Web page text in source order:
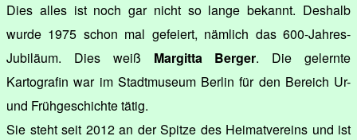
Dies alles ist noch gar nicht so lange bekannt. Deshalb
wurde 1975 schon mal gefeiert, nämlich das 600-Jahres-
Jubiläum. Dies weiß Margitta Berger. Die gelernte
Kartografin war im Stadtmuseum Berlin für den Bereich Ur-
und Frühgeschichte tätig.
Sie steht seit 2012 an der Spitze des Heimatvereins und ist